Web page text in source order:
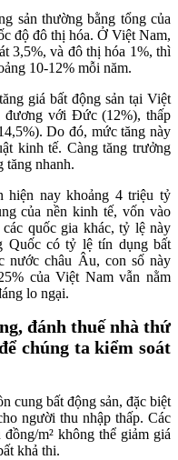
sản thường bằng tổng của
độ đô thị hóa. Ở Việt Nam,
3,5%, và đô thị hóa 1%, thì
10-12% mỗi năm.
giá bất động sản tại Việt
đương với Đức (12%), thấp
Do đó, mức tăng này
kinh tế. Càng tăng trưởng
tăng nhanh.
hiện nay khoảng 4 triệu tỷ
của nền kinh tế, vốn vào
quốc gia khác, tỷ lệ này
Quốc có tỷ lệ tín dụng bất
nước châu Âu, con số này
của Việt Nam vẫn nằm
lo ngại.
đánh thuế nhà thứ
chúng ta kiểm soát
cung bất động sản, đặc biệt
người thu nhập thấp. Các
m² không thể giảm giá
khả thi.